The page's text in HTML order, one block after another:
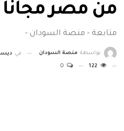
من مصر مجاناً
متابعة - منصة السودان -
بواسطة منصة السودان في ديسمبر
122